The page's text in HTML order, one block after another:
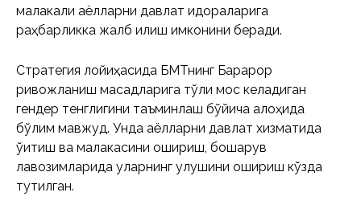
малакали аёлларни давлат идораларига
раҳбарликка жалб қилиш имконини беради.
Стратегия лойиҳасида БМТнинг Барқарор
ривожланиш мақсадларига тўлиқ мос келадиган
гендер тенглигини таъминлаш бўйича алоҳида
бўлим мавжуд. Унда аёлларни давлат хизматида
ўқитиш ва малакасини ошириш, бошқарув
лавозимларида уларнинг улушини ошириш кўзда
тутилган.